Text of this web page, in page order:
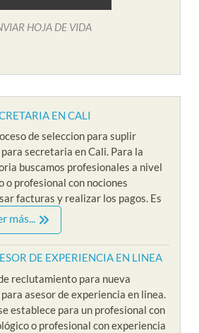
HOJA DE VIDA
EN CALI
de seleccion para suplir
secretaria en Cali. Para la
buscamos profesionales a nivel
o profesional con nociones
facturas y realizar los pagos. Es
más...
DE EXPERIENCIA EN LINEA
reclutamiento para nueva
asesor de experiencia en linea.
establece para un profesional con
o profesional con experiencia